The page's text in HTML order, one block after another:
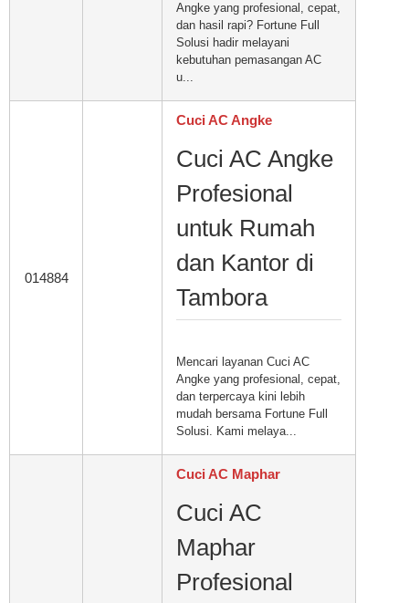
Angke yang profesional, cepat,
dan hasil rapi? Fortune Full
Solusi hadir melayani
kebutuhan pemasangan AC
u...
014884
Cuci AC Angke
Cuci AC Angke
Profesional
untuk Rumah
dan Kantor di
Tambora
Mencari layanan Cuci AC
Angke yang profesional, cepat,
dan terpercaya kini lebih
mudah bersama Fortune Full
Solusi. Kami melaya...
Cuci AC Maphar
Cuci AC
Maphar
Profesional